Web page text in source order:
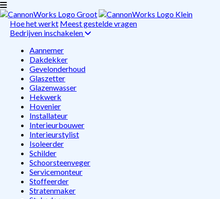
Hoe het werkt Meest gestelde vragen
Bedrijven inschakelen
Aannemer
Dakdekker
Gevelonderhoud
Glaszetter
Glazenwasser
Hekwerk
Hovenier
Installateur
Interieurbouwer
Interieurstylist
Isoleerder
Schilder
Schoorsteenveger
Servicemonteur
Stoffeerder
Stratenmaker